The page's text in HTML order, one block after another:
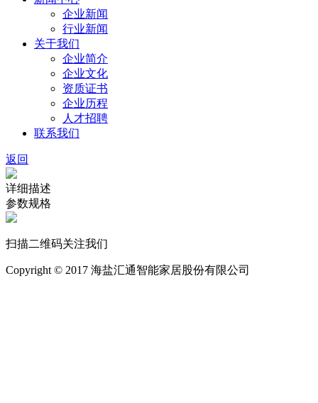
企业新闻
行业新闻
关于我们
企业简介
企业文化
资质证书
企业历程
人才招聘
联系我们
返回
详细描述
参数规格
扫描二维码关注我们
Copyright © 2017 海盐汇通智能家居股份有限公司